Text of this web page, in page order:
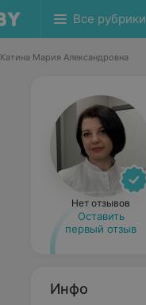
Все рубрики
Катина Мария Александровна
Нет отзывов
Оставить
первый отзыв
Инфо